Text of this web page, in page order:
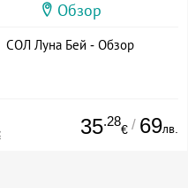
Обзор
СОЛ Луна Бей - Обзор
35.28
€ / 69лв.